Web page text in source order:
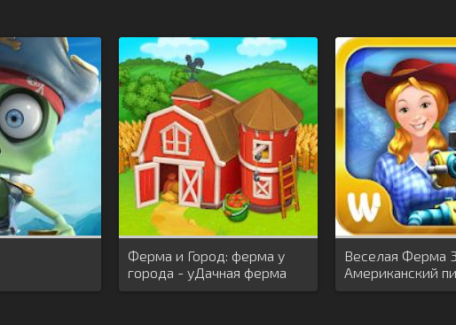
Ферма и Город: ферма у
города - уДачная ферма
Веселая Ферма
Американский
про ферму